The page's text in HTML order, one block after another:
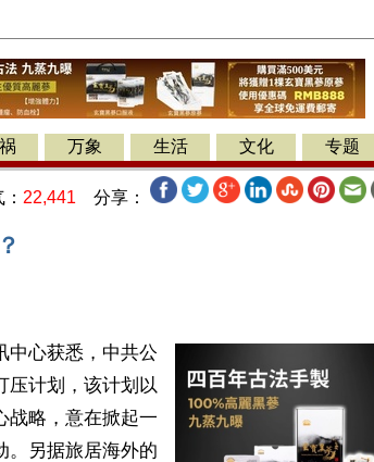
万象 生活 文化 专题
22,441 分享：
中心获悉，中共公
压计划，该计划以
战略，意在掀起一
。另据旅居海外的